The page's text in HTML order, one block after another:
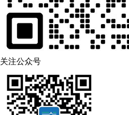
关注公众号